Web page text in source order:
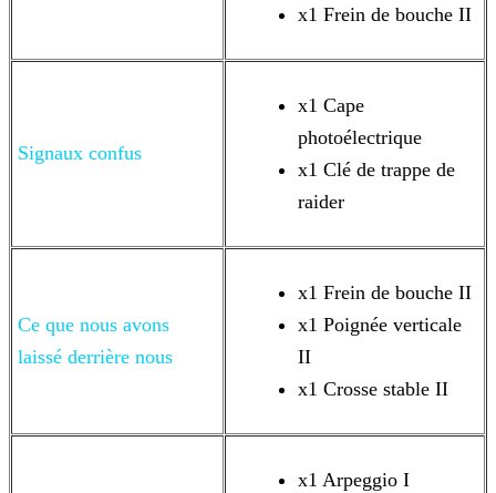
x1 Frein de bouche II
Signaux confus
x1 Cape
photoélectrique
x1 Clé de trappe de
raider
Ce que nous avons
laissé derrière nous
x1 Frein de bouche II
x1 Poignée verticale
II
x1 Crosse stable II
x1 Arpeggio I